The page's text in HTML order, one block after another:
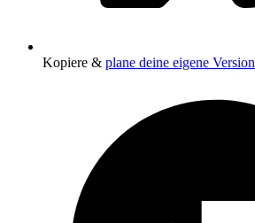
Kopiere & plane deine eigene Version